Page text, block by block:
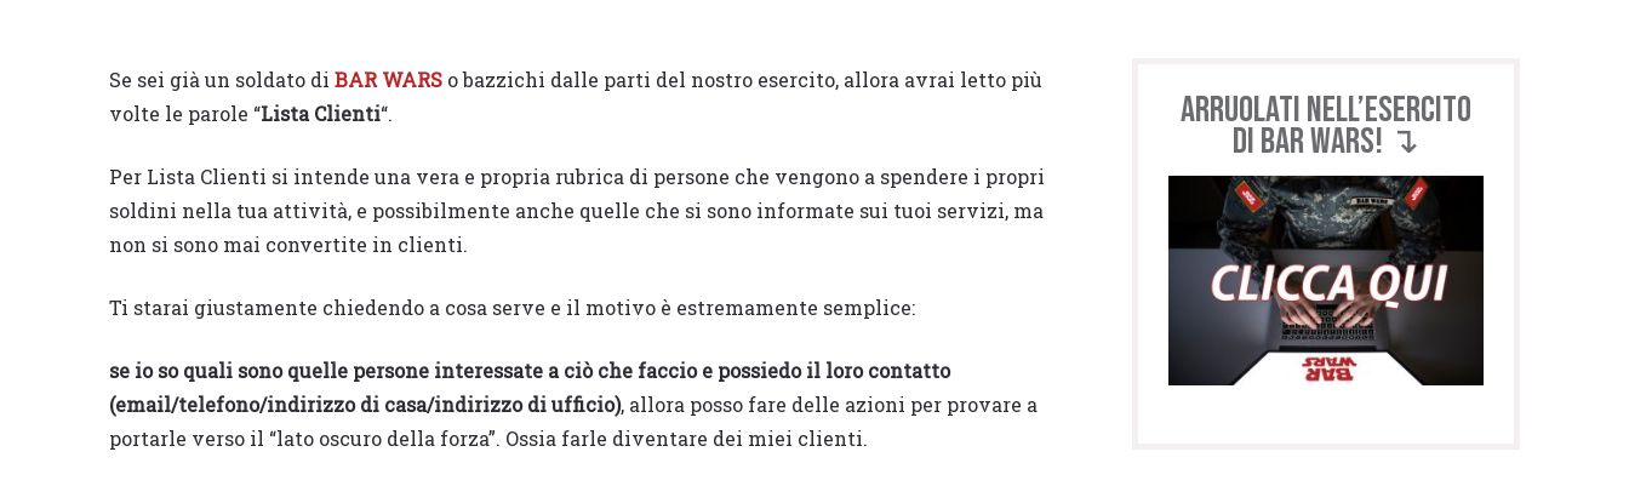
Se sei già un soldato di BAR WARS o bazzichi dalle parti del nostro esercito, allora avrai letto più
volte le parole “Lista Clienti“.
Per Lista Clienti si intende una vera e propria rubrica di persone che vengono a spendere i propri
soldini nella tua attività, e possibilmente anche quelle che si sono informate sui tuoi servizi, ma
non si sono mai convertite in clienti.
Ti starai giustamente chiedendo a cosa serve e il motivo è estremamente semplice:
se io so quali sono quelle persone interessate a ciò che faccio e possiedo il loro contatto
(email/telefono/indirizzo di casa/indirizzo di ufficio), allora posso fare delle azioni per provare a
portarle verso il “lato oscuro della forza”. Ossia farle diventare dei miei clienti.
Arruolati nell’esercito
di BAR WARS! ↴